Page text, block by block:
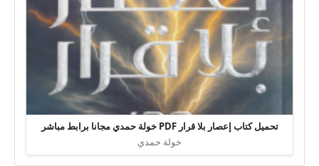
تحميل كتاب إعصار بلا قرار PDF خولة حمدي مجانا برابط مباشر
خولة حمدي